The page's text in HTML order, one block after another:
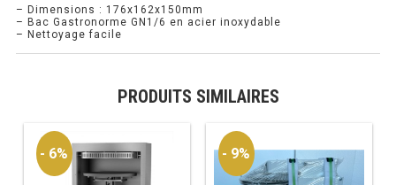
MEUBLE À PIZZA
PROFONDEUR 300 VITRÉE
PROFONDEUR 400 VITRÉE
PROFONDEUR 300 INOX
– Dimensions : 176x162x150mm
– Bac Gastronorme GN1/6 en acier inoxydable
– Nettoyage facile
PRODUITS SIMILAIRES
- 6% - 9%